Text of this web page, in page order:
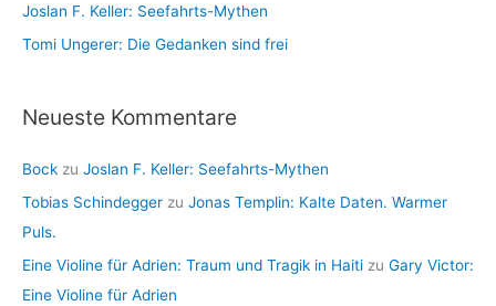
Joslan F. Keller: Seefahrts-Mythen
Tomi Ungerer: Die Gedanken sind frei
Neueste Kommentare
Bock zu Joslan F. Keller: Seefahrts-Mythen
Tobias Schindegger zu Jonas Templin: Kalte Daten. Warmer
Puls.
Eine Violine für Adrien: Traum und Tragik in Haiti zu Gary Victor:
Eine Violine für Adrien